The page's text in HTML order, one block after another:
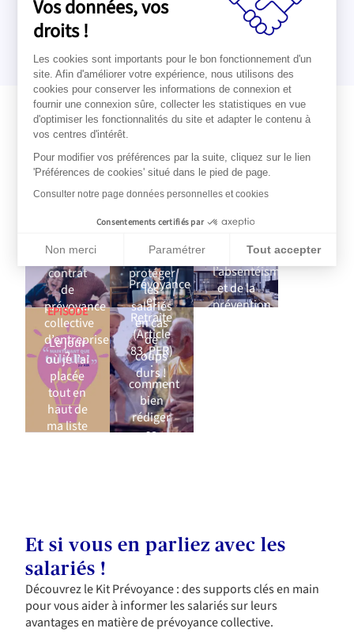
Aller plus loin sur la
prévoyance
ce qu’un
contrat
de
prévoyance
collective
d’entreprise
?
ARTICLE
La
:
protéger
les
salariés
en cas
de
coups
durs !
PAROLE
l’absentéisme
et de la
prévention
EPISODE
Le jour
où je l’ai
placée
tout en
haut de
ma liste
ARTICLE
Prévoyance
et
Retraite
(Article
83, PER)
:
comment
bien
rédiger
sa
Et si vous en parliez avec les
salariés !
Découvrez le Kit Prévoyance : des supports clés en main
pour vous aider à informer les salariés sur leurs
avantages en matière de prévoyance collective.
Vos données, vos
droits !
Les cookies sont importants pour le bon fonctionnement d'un
site. Afin d'améliorer votre expérience, nous utilisons des
cookies pour conserver les informations de connexion et
fournir une connexion sûre, collecter les statistiques en vue
d'optimiser les fonctionnalités du site et adapter le contenu à
vos centres d'intérêt.
Pour modifier vos préférences par la suite, cliquez sur le lien
'Préférences de cookies' situé dans le pied de page.
Consulter notre page données personnelles et cookies
Consentements certifiés par
Non merci Paramétrer Tout accepter
Axeptio consent
Plateforme de Gestion du Consentement : Personnalisez vos
Notre plateforme vous permet d'adapter et de gérer vos